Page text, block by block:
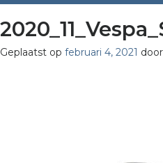
Geplaatst op februari 4, 2021 door